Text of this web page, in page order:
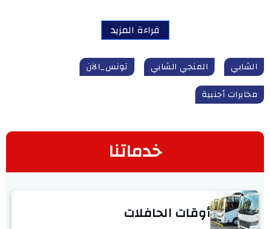
قراءة المزيد
الشابي المنجي الشابي
تونس_الآن
مخابرات أجنبية
خدماتنا
أوقات الحافلات